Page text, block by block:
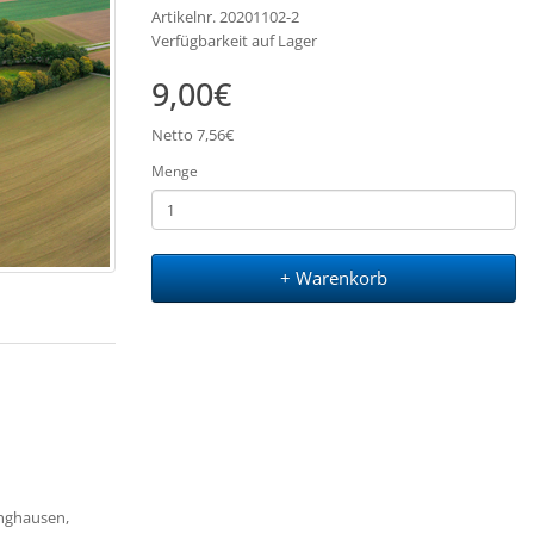
Artikelnr. 20201102-2
Verfügbarkeit auf Lager
9,00€
Netto 7,56€
Menge
+ Warenkorb